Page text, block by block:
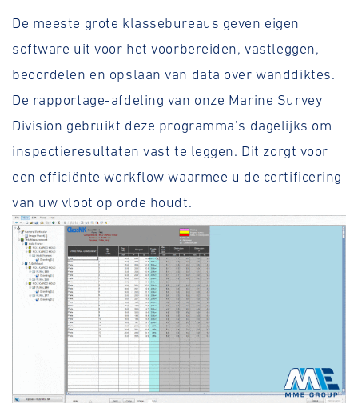
De meeste grote klassebureaus geven eigen
software uit voor het voorbereiden, vastleggen,
beoordelen en opslaan van data over wanddiktes.
De rapportage-afdeling van onze Marine Survey
Division gebruikt deze programma’s dagelijks om
inspectieresultaten vast te leggen. Dit zorgt voor
een efficiënte workflow waarmee u de certificering
van uw vloot op orde houdt.